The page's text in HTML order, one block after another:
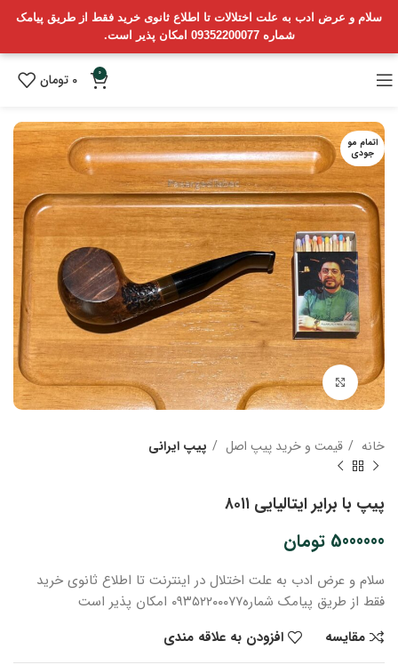
سلام و عرض ادب به علت اختلالات تا اطلاع ثانوی خرید فقط از طریق پیامک
شماره 09352200077 امکان پذیر است.
0
0 تومان
اتمام مو
جودی
بزرگنمایی تصویر
خانه قیمت و خرید پیپ اصل پیپ ایرانی
پیپ با برایر ایتالیایی ۸۰۱۱
5000000 تومان
سلام و عرض ادب به علت اختلال در اینترنت تا اطلاع ثانوی خرید
فقط از طریق پیامک شماره۰۹۳۵۲۲۰۰۰۷۷ امکان پذیر است
مقایسه
افزودن به علاقه مندی